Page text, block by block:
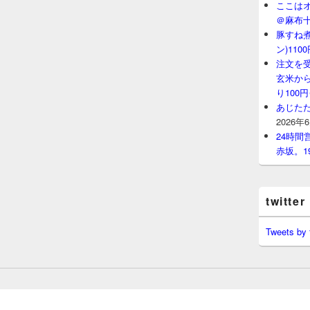
ここは
＠麻布
豚すね
ン
注文を
玄米か
り100
あじた
2026年
24時間
赤坂。
twitter
Tweets by